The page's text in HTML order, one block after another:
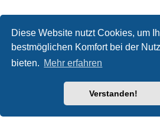
Diese Website nutzt Cookies, um
bestmöglichen Komfort bei der
bieten. Mehr erfahren
Verstanden!